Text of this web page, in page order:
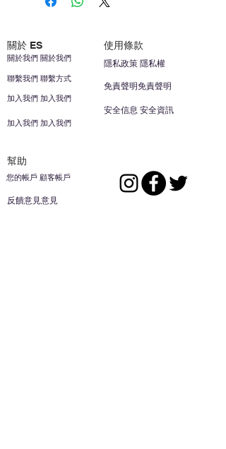
關於 ES 使用條款
聯繫我們 聯繫方式
加入我們 加入我們
關於我們 關於我們
加入我們 加入我們
安全信息 安全資訊
免責聲明免責聲明
隱私政策 隱私權
幫助
您的帳戶 顧客帳戶
反饋意見意見